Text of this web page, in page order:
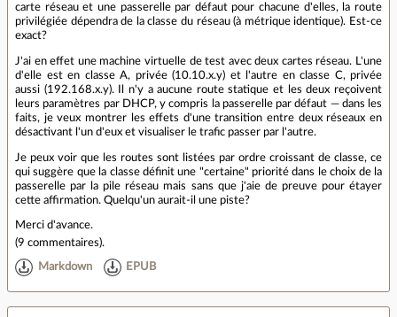
carte réseau et une passerelle par défaut pour chacune d'elles, la route
privilégiée dépendra de la classe du réseau (à métrique identique). Est-ce
exact?
J'ai en effet une machine virtuelle de test avec deux cartes réseau. L'une
d'elle est en classe A, privée (10.10.x.y) et l'autre en classe C, privée
aussi (192.168.x.y). Il n'y a aucune route statique et les deux reçoivent
leurs paramètres par DHCP, y compris la passerelle par défaut — dans les
faits, je veux montrer les effets d'une transition entre deux réseaux en
désactivant l'un d'eux et visualiser le trafic passer par l'autre.
Je peux voir que les routes sont listées par ordre croissant de classe, ce
qui suggère que la classe définit une "certaine" priorité dans le choix de la
passerelle par la pile réseau mais sans que j'aie de preuve pour étayer
cette affirmation. Quelqu'un aurait-il une piste?
Merci d'avance.
(9 commentaires).
Markdown EPUB